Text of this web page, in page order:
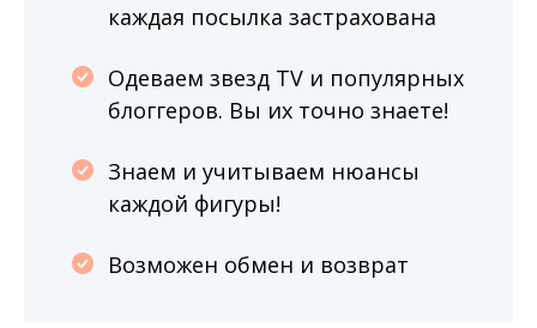
каждая посылка застрахована
Одеваем звезд TV и популярных
блоггеров. Вы их точно знаете!
Знаем и учитываем нюансы
каждой фигуры!
Возможен обмен и возврат